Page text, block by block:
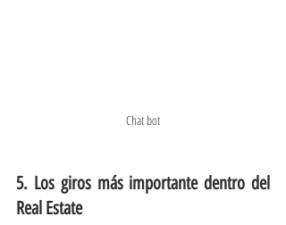
Chat bot
5. Los giros más importante dentro del
Real Estate